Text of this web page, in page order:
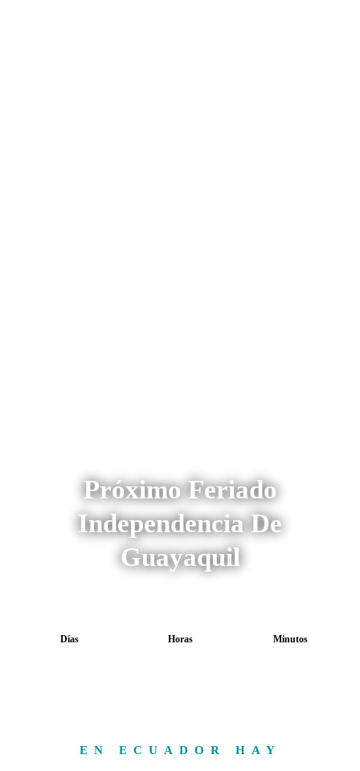
Próximo Feriado
Independencia De
Guayaquil
Días Horas Minutos
EN ECUADOR HAY